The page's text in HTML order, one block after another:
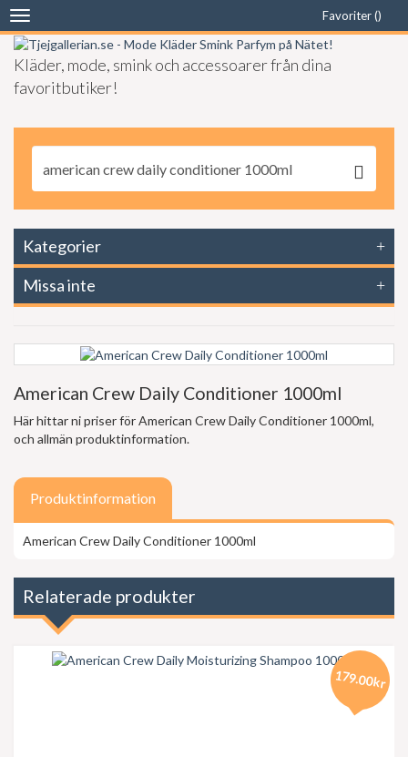
Favoriter ()
Kläder, mode, smink och accessoarer från dina
favoritbutiker!
Toggle
navigation
Kategorier
Missa inte
American Crew Daily Conditioner 1000ml
Här hittar ni priser för American Crew Daily Conditioner 1000ml,
och allmän produktinformation.
Produktinformation
American Crew Daily Conditioner 1000ml
Relaterade produkter
179.00kr